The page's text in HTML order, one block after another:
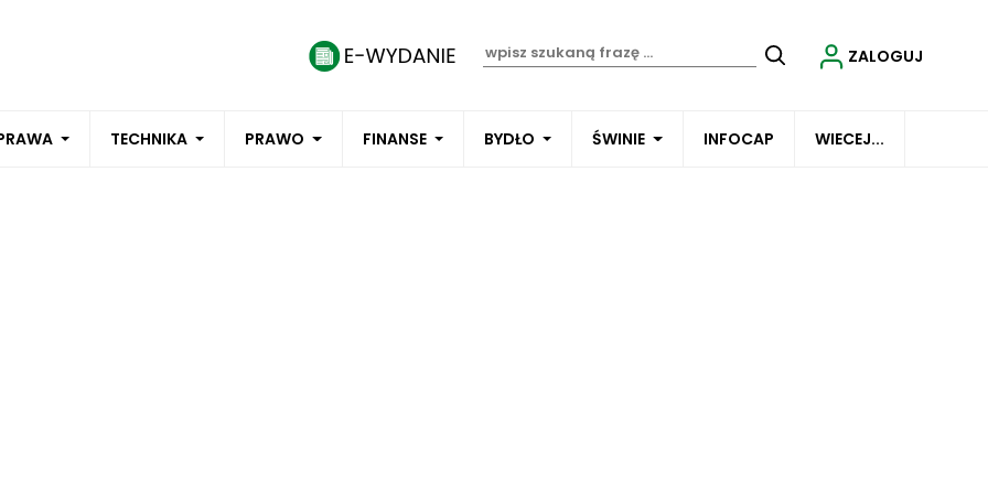
TECHNIKA PRAWO FINANSE BYDŁO ŚWINIE INFOCAP WIECEJ...
ZALOGUJ